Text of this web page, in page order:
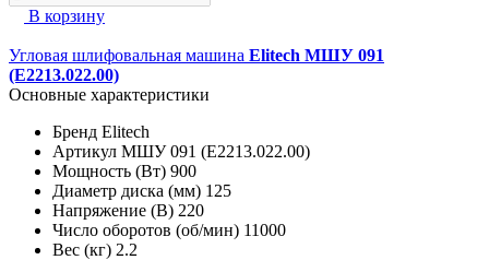
В корзину
Угловая шлифовальная машина Elitech МШУ 091
(E2213.022.00)
Основные характеристики
Бренд Elitech
Артикул МШУ 091 (E2213.022.00)
Мощность (Вт) 900
Диаметр диска (мм) 125
Напряжение (В) 220
Число оборотов (об/мин) 11000
Вес (кг) 2.2